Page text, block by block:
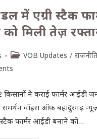
में एग्री स्टैक
मिली तेज़
VOB Updates / राजनीति
ने कराई फार्मर आईडी
समर्थन वॉइस ऑफ़ बहादुरगढ़
फार्मर आईडी बनाने को…